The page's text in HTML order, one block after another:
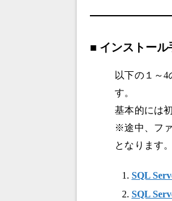
■ インストール
以下の１～4
す。
基本的には
※途中、フ
となります。
SQL
SQL